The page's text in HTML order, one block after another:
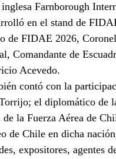
Farnborough
en el stand de
de FIDAE 2026,
Comandante de
Acevedo.
contó con la
el diplomático de
la Fuerza Aérea de
de Chile en dicha
expositores, agentes